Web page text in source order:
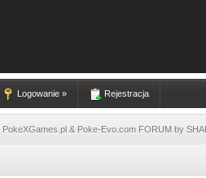
Logowanie » Rejestracja
PokeXGames.pl & Poke-Evo.com FORUM by